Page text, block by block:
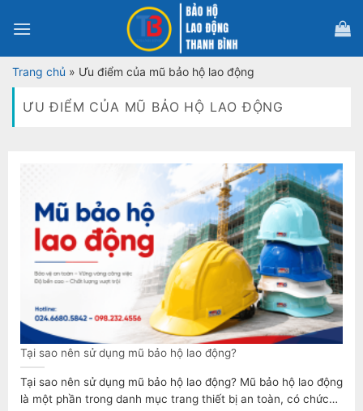
qua
dungTrang chủ » Ưu điểm của mũ bảo hộ lao động
ƯU ĐIỂM CỦA MŨ BẢO HỘ LAO ĐỘNG
Tại sao nên sử dụng mũ bảo hộ lao động?
Tại sao nên sử dụng mũ bảo hộ lao động? Mũ bảo hộ lao động
là một phần trong danh mục trang thiết bị an toàn, có chức